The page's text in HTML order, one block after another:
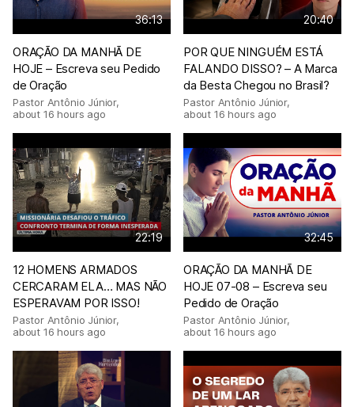
36:13
ORAÇÃO DA MANHÃ DE
HOJE – Escreva seu Pedido
de Oração
Pastor Antônio Júnior,
about 16 hours ago
20:40
POR QUE NINGUÉM ESTÁ
FALANDO DISSO? – A Marca
da Besta Chegou no Brasil?
Pastor Antônio Júnior,
about 16 hours ago
22:19
12 HOMENS ARMADOS
CERCARAM ELA… MAS NÃO
ESPERAVAM POR ISSO!
Pastor Antônio Júnior,
about 16 hours ago
32:45
ORAÇÃO DA MANHÃ DE
HOJE 07-08 – Escreva seu
Pedido de Oração
Pastor Antônio Júnior,
about 16 hours ago